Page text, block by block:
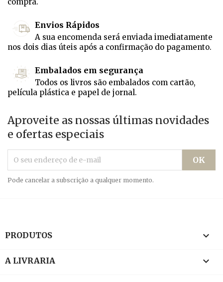
Envios Rápidos
A sua encomenda será enviada imediatamente
nos dois dias úteis após a confirmação do pagamento.
Embalados em segurança
Todos os livros são embalados com cartão,
película plástica e papel de jornal.
Aproveite as nossas últimas novidades
e ofertas especiais
Pode cancelar a subscrição a qualquer momento.
PRODUTOS 
A LIVRARIA 